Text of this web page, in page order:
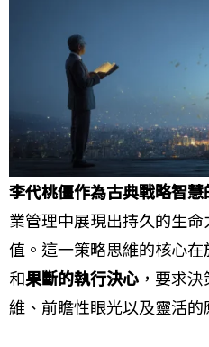
李代桃僵作為古典戰略智慧
業管理中展現出持久的生
值。這一策略思維的核心在
和果斷的執行決心 ，要求
維、前瞻性眼光以及靈活的